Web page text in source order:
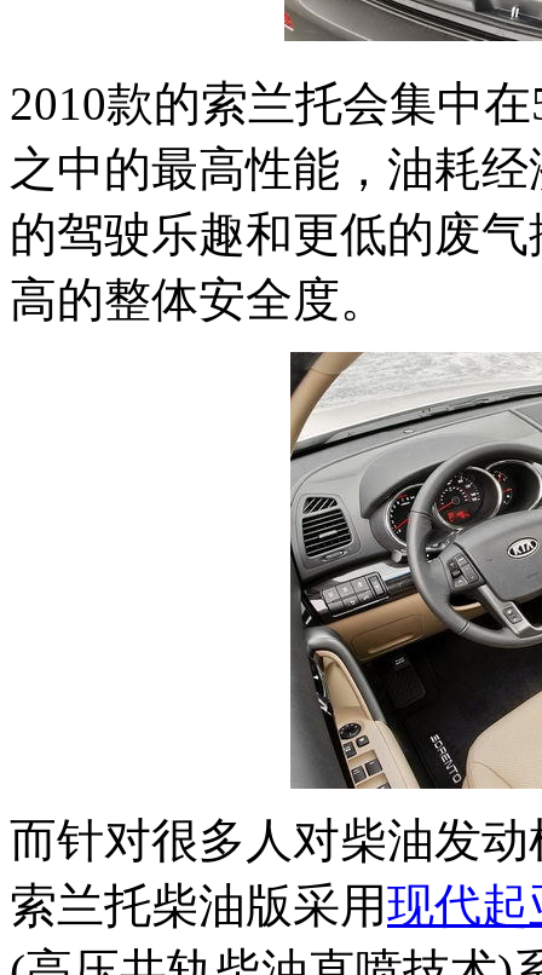
2010款的索兰托会集中
之中的最高性能，油耗
的驾驶乐趣和更低的废
高的整体安全度。
而针对很多人对柴油发动
索兰托柴油版采用现代起